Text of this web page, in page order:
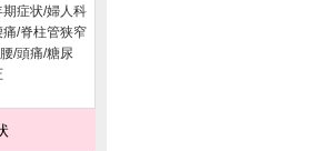
期症状/婦人科
/脊柱管狭窄
/頭痛/糖尿